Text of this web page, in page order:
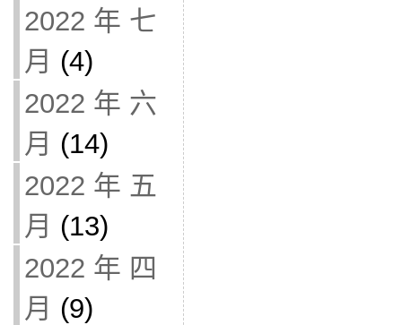
2022 年 七
月 (4)
2022 年 六
月 (14)
2022 年 五
月 (13)
2022 年 四
月 (9)